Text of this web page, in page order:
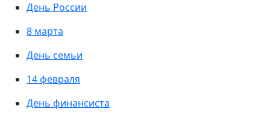
День России
8 марта
День семьи
14 февраля
День финансиста